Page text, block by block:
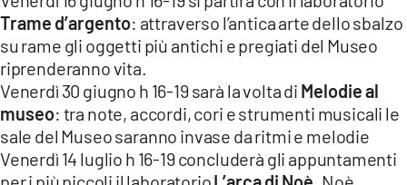
ILREGGINO.IT
COSENZACHANNEL.IT
ILVIBONESE.IT
CATANZAROCHANNEL.IT
LACAPITALENEWS.IT
Trame d’argento: attraverso l’antica arte dello sbalzo
su rame gli oggetti più antichi e pregiati del Museo
riprenderanno vita.
Venerdì 30 giugno h 16-19 sarà la volta di Melodie al
museo: tra note, accordi, cori e strumenti musicali le
sale del Museo saranno invase da ritmi e melodie
Venerdì 14 luglio h 16-19 concluderà gli appuntamenti